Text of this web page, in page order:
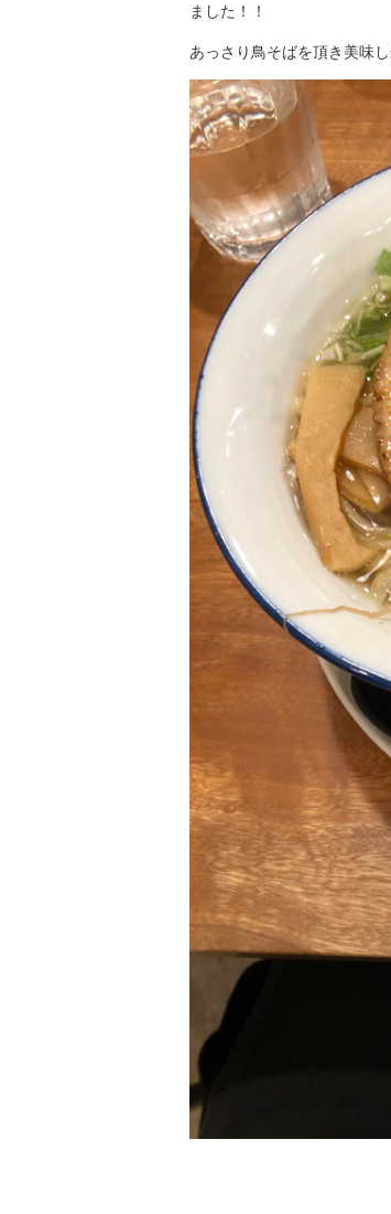
ました！！
あっさり鳥そばを頂き美味